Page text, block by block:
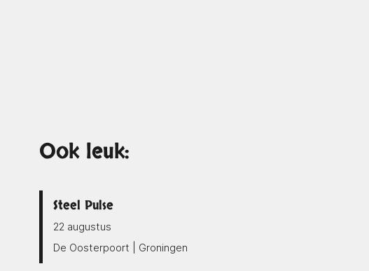
Ook leuk:
Steel Pulse
22 augustus
De Oosterpoort | Groningen